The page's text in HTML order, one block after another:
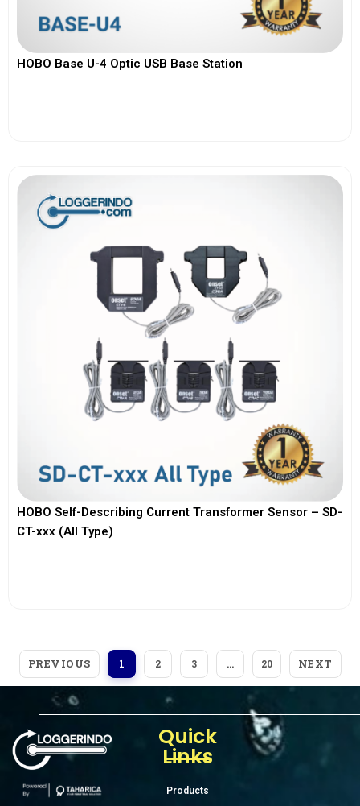
HOBO Base U-4 Optic USB Base Station
HOBO Self-Describing Current Transformer Sensor – SD-
CT-xxx (All Type)
PREVIOUS 1 2 3 … 20 NEXT
Quick
Links
Products